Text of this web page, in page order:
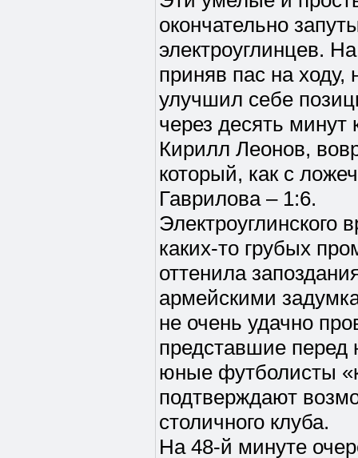
окончательно
электроуглинцев.
приняв пас на ходу,
улучшил себе
через десять
Кирилл Леонов,
который, как с
Гаврилова – 1:6.
Электроуглинского
каких-то грубых
оттенила
армейскими
не очень удачно
представшие перед
юные футболисты
подтверждают
столичного клуба.
На 48-й минуте